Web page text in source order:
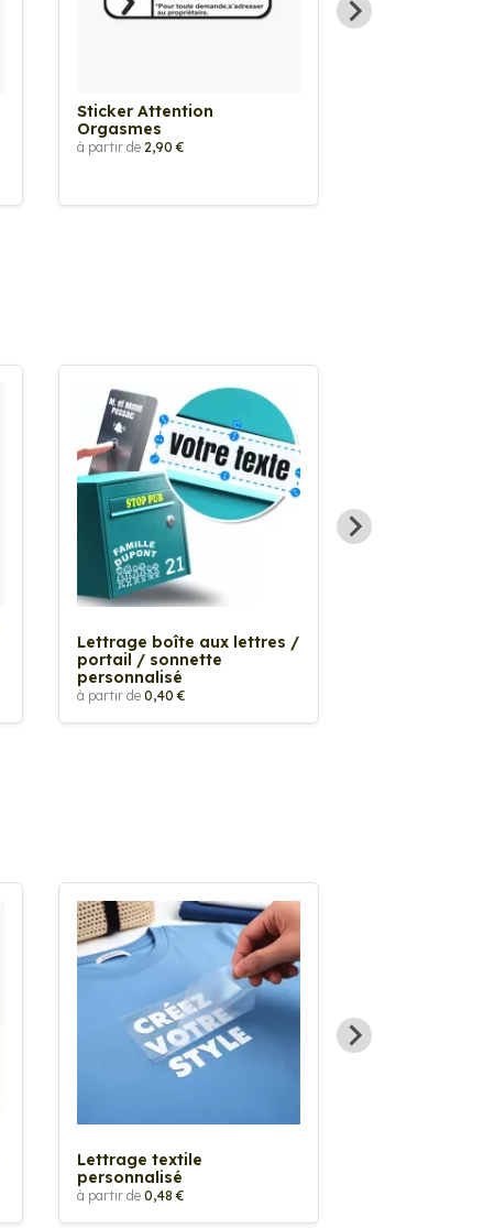
Sticker Attention
Orgasmes
à partir de 2,90 €
Lettrage boîte aux lettres /
portail / sonnette
personnalisé
à partir de 0,40 €
Lettrage textile
personnalisé
à partir de 0,48 €